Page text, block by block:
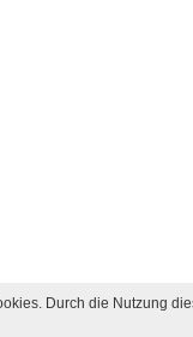
Durch die Nutzung